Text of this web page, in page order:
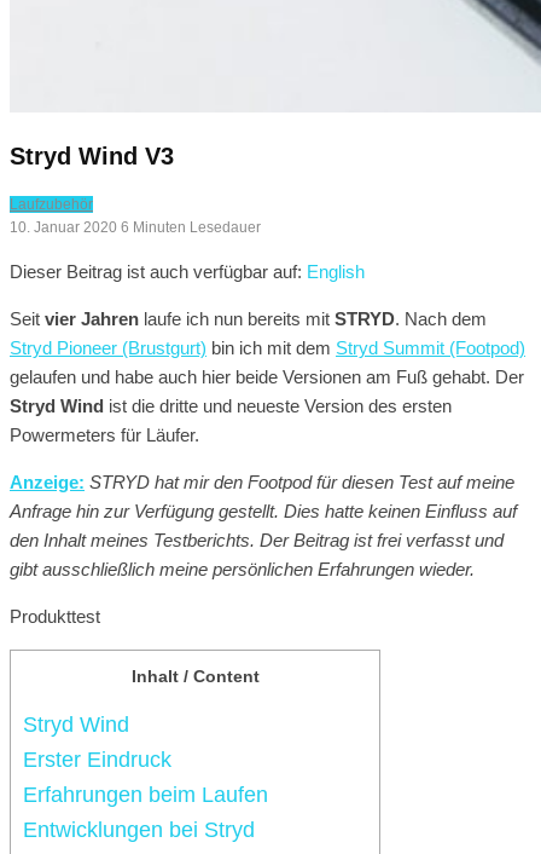
Stryd Wind V3
Laufzubehör
10. Januar 2020 6 Minuten Lesedauer
Dieser Beitrag ist auch verfügbar auf: English
Seit vier Jahren laufe ich nun bereits mit STRYD. Nach dem
Stryd Pioneer (Brustgurt) bin ich mit dem Stryd Summit (Footpod)
gelaufen und habe auch hier beide Versionen am Fuß gehabt. Der
Stryd Wind ist die dritte und neueste Version des ersten
Powermeters für Läufer.
Anzeige: STRYD hat mir den Footpod für diesen Test auf meine
Anfrage hin zur Verfügung gestellt. Dies hatte keinen Einfluss auf
den Inhalt meines Testberichts. Der Beitrag ist frei verfasst und
gibt ausschließlich meine persönlichen Erfahrungen wieder.
Produkttest
Inhalt / Content
Stryd Wind
Erster Eindruck
Erfahrungen beim Laufen
Entwicklungen bei Stryd